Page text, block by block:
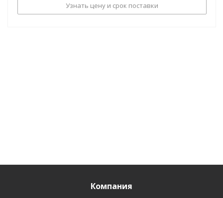
Узнать цену и срок поставки
Компания